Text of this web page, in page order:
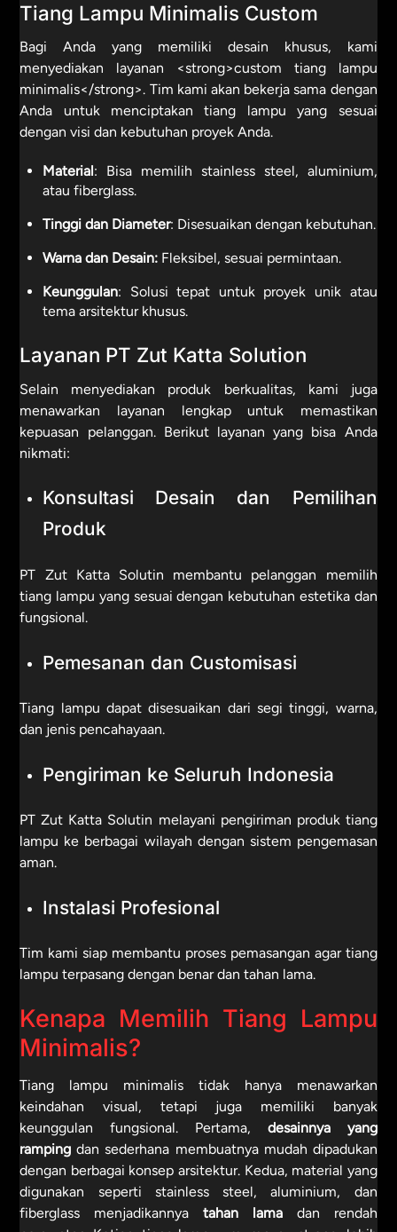
Tiang Lampu Minimalis Custom
Bagi Anda yang memiliki desain khusus, kami
menyediakan layanan <strong>custom tiang lampu
minimalis</strong>. Tim kami akan bekerja sama dengan
Anda untuk menciptakan tiang lampu yang sesuai
dengan visi dan kebutuhan proyek Anda.
Material: Bisa memilih stainless steel, aluminium,
atau fiberglass.
Tinggi dan Diameter: Disesuaikan dengan kebutuhan.
Warna dan Desain: Fleksibel, sesuai permintaan.
Keunggulan: Solusi tepat untuk proyek unik atau
tema arsitektur khusus.
Layanan PT Zut Katta Solution
Selain menyediakan produk berkualitas, kami juga
menawarkan layanan lengkap untuk memastikan
kepuasan pelanggan. Berikut layanan yang bisa Anda
nikmati:
Konsultasi Desain dan Pemilihan
Produk
PT Zut Katta Solutin membantu pelanggan memilih
tiang lampu yang sesuai dengan kebutuhan estetika dan
fungsional.
Pemesanan dan Customisasi
Tiang lampu dapat disesuaikan dari segi tinggi, warna,
dan jenis pencahayaan.
Pengiriman ke Seluruh Indonesia
PT Zut Katta Solutin melayani pengiriman produk tiang
lampu ke berbagai wilayah dengan sistem pengemasan
aman.
Instalasi Profesional
Tim kami siap membantu proses pemasangan agar tiang
lampu terpasang dengan benar dan tahan lama.
Kenapa Memilih Tiang Lampu
Minimalis?
Tiang lampu minimalis tidak hanya menawarkan
keindahan visual, tetapi juga memiliki banyak
keunggulan fungsional. Pertama, desainnya yang
ramping dan sederhana membuatnya mudah dipadukan
dengan berbagai konsep arsitektur. Kedua, material yang
digunakan seperti stainless steel, aluminium, dan
fiberglass menjadikannyatahan lamadan rendah